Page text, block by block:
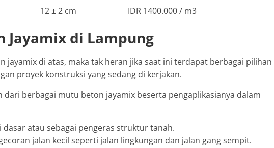
12 ± 2 cm IDR 1400.000 / m3
Jayamix di Lampung
jayamix di atas, maka tak heran jika saat ini terdapat berbagai pilihan
proyek konstruksi yang sedang di kerjakan.
dari berbagai mutu beton jayamix beserta pengaplikasianya dalam
atau sebagai pengeras struktur tanah.
jalan kecil seperti jalan lingkungan dan jalan gang sempit.